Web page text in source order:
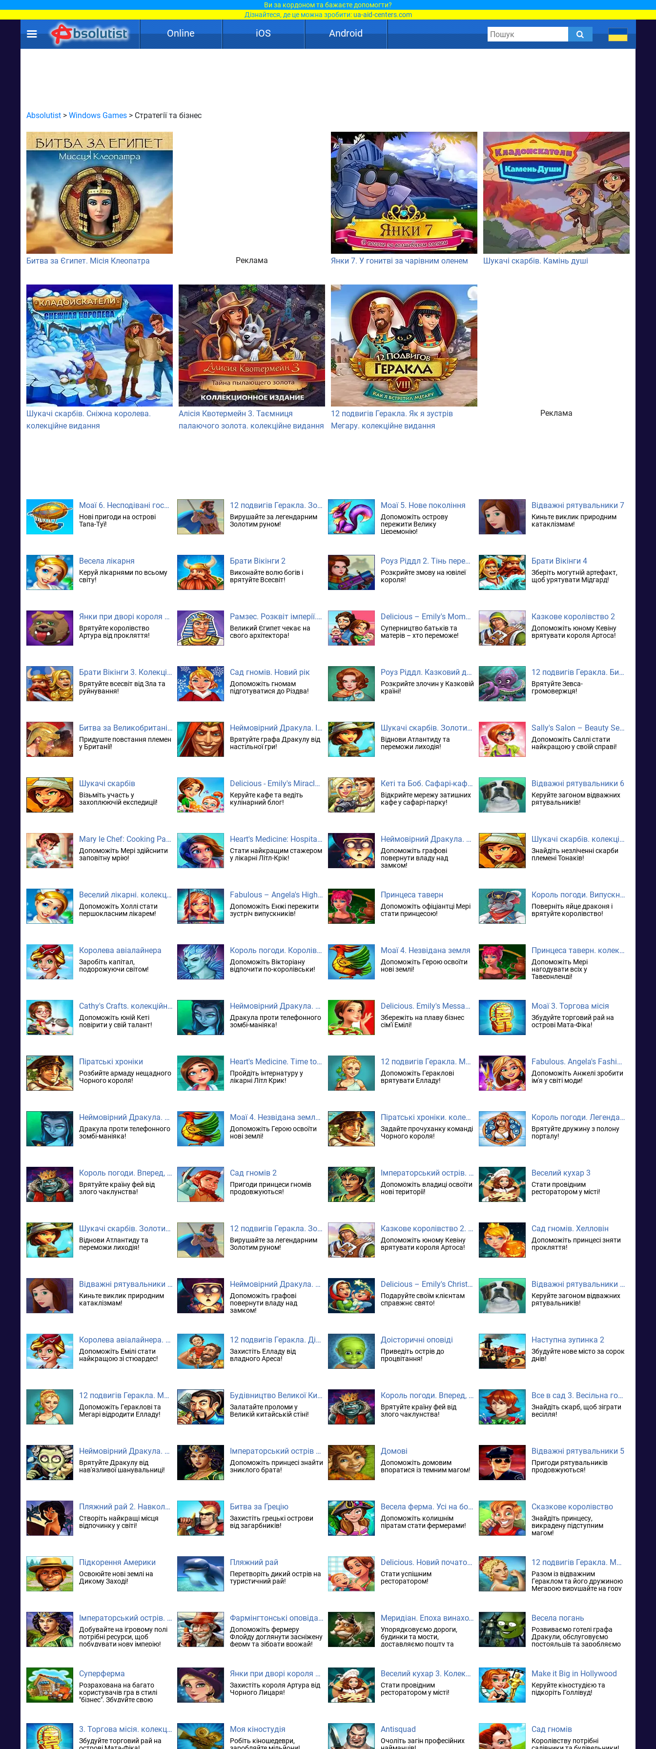
Ви за кордоном та бажаєте допомогти?
Дізнайтеся, де це можна зробити: ua-aid-centers.com
Online iOS Android
Absolutist > Windows Games > Стратегії та бізнес
Битва за Єгипет. Місія Клеопатра Реклама Янки 7. У гонитві за чарівним оленем Шукачі скарбів. Камінь душі
Шукачі скарбів. Сніжна королева.
колекційне видання
Алісія Квотермейн 3. Таємниця
палаючого золота. колекційне видання
12 подвигів Геракла. Як я зустрів
Мегару. колекційне видання
Реклама
Моаї 6. Несподівані гості. колекційне видання
Нові пригоди на острові
Тапа-Туї!
12 подвигів Геракла. Золоте руно
Вирушайте за легендарним
Золотим руном!
Моаї 5. Нове покоління
Допоможіть острову
пережити Велику
Церемонію!
Відважні рятувальники 7
Киньте виклик природним
катаклізмам!
Весела лікарня
Керуй лікарнями по всьому
світу!
Брати Вікінги 2
Виконайте волю богів і
врятуйте Всесвіт!
Роуз Ріддл 2. Тінь перевертня
Розкрийте змову на ювілеї
короля!
Брати Вікінги 4
Зберіть могутній артефакт,
щоб урятувати Мідгард!
Янки при дворі короля Артура 5. Колекційне видання
Врятуйте королівство
Артура від прокляття!
Рамзес. Розквіт імперії. колекційне видання
Великий Єгипет чекає на
свого архітектора!
Delicious – Emily's Moms vs Dads. колекційне видання
Суперництво батьків та
матерів – хто переможе!
Казкове королівство 2
Допоможіть юному Кевіну
врятувати короля Артоса!
Брати Вікінги 3. Колекційне видання
Врятуйте всесвіт від Зла та
руйнування!
Сад гномів. Новий рік
Допоможіть гномам
підготуватися до Різдва!
Роуз Ріддл. Казковий детектив. колекційне видання
Розкрийте злочин у Казковій
країні!
12 подвигів Геракла. Битва за Олімп. колекційне видання
Врятуйте Зевса-
громовержця!
Битва за Великобританію. Повстання Каратака
Придуште повстання племен
у Британії!
Неймовірний Дракула. Ігри богів. колекційне видання
Врятуйте графа Дракулу від
настільної гри!
Шукачі скарбів. Золотий острів. колекційне видання
Віднови Атлантиду та
переможи лиходія!
Sally's Salon – Beauty Secrets. колекційне видання
Допоможіть Саллі стати
найкращою у своїй справі!
Шукачі скарбів
Візьміть участь у
захоплюючій експедиції!
Delicious - Emily's Miracle of Life. колекційне видання
Керуйте кафе та ведіть
кулінарний блог!
Кеті та Боб. Сафарі-кафе. колекційне видання
Відкрийте мережу затишних
кафе у сафарі-парку!
Відважні рятувальники 6
Керуйте загоном відважних
рятувальників!
Mary le Chef: Cooking Passion. колекційне видання
Допоможіть Мері здійснити
заповітну мрію!
Heart's Medicine: Hospital Heat. колекційне видання
Стати найкращим стажером
у лікарні Літл-Крік!
Неймовірний Дракула. Сімейна таємниця
Допоможіть графові
повернути владу над
замком!
Шукачі скарбів. колекційне видання
Знайдіть незліченні скарби
племені Тонаків!
Веселий лікарні. колекційне видання
Допоможіть Холлі стати
першокласним лікарем!
Fabulous – Angela's High School Reunion. колекційне видання
Допоможіть Енжі пережити
зустріч випускників!
Принцеса таверн
Допоможіть офіціантці Мері
стати принцесою!
Король погоди. Випускні екзамени. колекційне видання
Поверніть яйце драконя і
врятуйте королівство!
Королева авіалайнера
Заробіть капітал,
подорожуючи світом!
Король погоди. Королівські канікули. колекційне видання
Допоможіть Вікторіану
відпочити по-королівськи!
Моаї 4. Незвідана земля
Допоможіть Герою освоїти
нові землі!
Принцеса таверн. колекційне видання
Допоможіть Мері
нагодувати всіх у
Тавернленді!
Cathy's Crafts. колекційне видання
Допоможіть юній Кеті
повірити у свій талант!
Неймовірний Дракула. Останній дзвоник
Дракула проти телефонного
зомбі-маніяка!
Delicious. Emily's Message in a Bottle. колекційне видання
Збережіть на плаву бізнес
сім'ї Емілі!
Моаї 3. Торгова місія
Збудуйте торговий рай на
острові Мата-Фіка!
Піратські хроніки
Розбийте армаду нещадного
Чорного короля!
Heart's Medicine. Time to Heal. колекційне видання
Пройдіть інтернатуру у
лікарні Літл Крик!
12 подвигів Геракла. Мати природа
Допоможіть Гераклові
врятувати Елладу!
Fabulous. Angela's Fashion Fever. колекційне видання
Допоможіть Анжелі зробити
ім'я у світі моди!
Неймовірний Дракула. Останній дзвоник. колекційне видання
Дракула проти телефонного
зомбі-маніяка!
Моаї 4. Незвідана земля. колекційне видання
Допоможіть Герою освоїти
нові землі!
Піратські хроніки. колекційне видання
Задайте прочуханку команді
Чорного короля!
Король погоди. Легендарний герой. колекційне видання
Врятуйте дружину з полону
порталу!
Король погоди. Вперед, за принцесою!
Врятуйте країну фей від
злого чаклунства!
Сад гномів 2
Пригоди принцеси гномів
продовжуються!
Імператорський острів. Експансія
Допоможіть владиці освоїти
нові території!
Веселий кухар 3
Стати провідним
ресторатором у місті!
Шукачі скарбів. Золотий острів
Віднови Атлантиду та
переможи лиходія!
12 подвигів Геракла. Золоте руно. колекційне видання
Вирушайте за легендарним
Золотим руном!
Казкове королівство 2. Колекційне видання
Допоможіть юному Кевіну
врятувати короля Артоса!
Сад гномів. Хелловін
Допоможіть принцесі зняти
прокляття!
Відважні рятувальники 7. Колекційне видання
Киньте виклик природним
катаклізмам!
Неймовірний Дракула. Сімейна таємниця. колекційне видання
Допоможіть графові
повернути владу над
замком!
Delicious – Emily's Christmas Carol. колекційне видання
Подаруйте своїм клієнтам
справжнє свято!
Відважні рятувальники 6. Колекційне видання
Керуйте загоном відважних
рятувальників!
Королева авіалайнера. колекційне видання
Допоможіть Емілі стати
найкращою зі стюардес!
12 подвигів Геракла. Діти Еллади. колекційне видання
Захистіть Елладу від
владного Ареса!
Доісторичні оповіді
Приведіть острів до
процвітання!
Наступна зупинка 2
Збудуйте нове місто за сорок
днів!
12 подвигів Геракла. Мати природа. колекційне видання
Допоможіть Гераклові та
Мегарі відродити Елладу!
Будівництво Великої Китайської стіни 2
Залатайте проломи у
Великій китайській стіні!
Король погоди. Вперед, за принцесою! колекційне видання
Врятуйте країну фей від
злого чаклунства!
Все в сад 3. Весільна гонка. колекційне видання
Знайдіть скарб, щоб зіграти
весілля!
Неймовірний Дракула. Зустріч любові. колекційне видання
Врятуйте Дракулу від
нав'язливої шанувальниці!
Імператорський острів 2. Пошуки нової землі
Допоможіть принцесі знайти
зниклого брата!
Домові
Допоможіть домовим
впоратися із темним магом!
Відважні рятувальники 5
Пригоди рятувальників
продовжуються!
Пляжний рай 2. Навколо світу
Створіть найкращі місця
відпочинку у світі!
Битва за Грецію
Захистіть грецькі острови
від загарбників!
Весела ферма. Усі на борт!
Допоможіть колишнім
піратам стати фермерами!
Сказкове королівство
Знайдіть принцесу,
викрадену підступним
магом!
Підкорення Америки
Освоюйте нові землі на
Дикому Заході!
Пляжний рай
Перетворіть дикий острів на
туристичний рай!
Delicious. Новий початок. Преміум видання
Стати успішним
ресторатором!
12 подвигів Геракла. Мегара-рятівниця
Разом із відважним
Гераклом та його дружиною
Мегарою вирушайте на гору
Імператорський острів. Народження імперії
Добувайте на ігровому полі
потрібні ресурси, щоб
побудувати нову імперію!
Фармінгтонські оповідання 2. Зимовий урожай
Допоможіть фермеру
Флойду доглянути засніжену
ферму та зібрати врожай!
Меридіан. Епоха винаходів
Упорядковуємо дороги,
будинки та мости,
доставляємо пошту та
Весела погань
Розвиваємо готелі графа
Дракули, обслуговуємо
постояльців та заробляємо
Суперферма
Розрахована на багато
користувачів гра в стилі
"бізнес". Збудуйте свою
Янки при дворі короля Артура 4
Захистіть короля Артура від
Чорного Лицаря!
Веселий кухар 3. Колекційне видання
Стати провідним
ресторатором у місті!
Make it Big in Hollywood
Керуйте кіностудією та
підкоріть Голлівуд!
3. Торгова місія. колекційне видання
Збудуйте торговий рай на
Моя кіностудія
Робіть кіношедеври,
Antisquad
Очоліть загін професійних
Сад гномів
Королівству потрібні